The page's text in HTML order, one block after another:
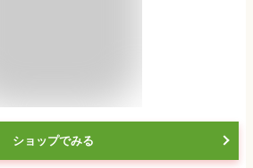
ショップでみる